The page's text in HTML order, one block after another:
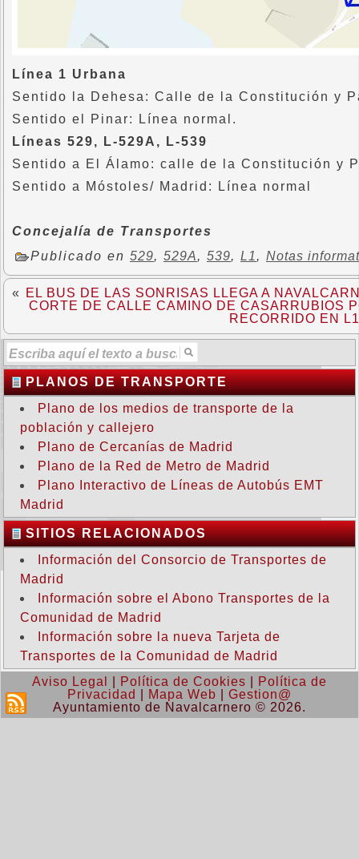
Línea 1 Urbana
Sentido la Dehesa: Calle de la Constitución y
Sentido el Pinar: Línea normal.
Líneas 529, L-529A, L-539
Sentido a El Álamo: calle de la Constitución y
Sentido a Móstoles/ Madrid: Línea normal
Concejalía de Transportes
Publicado en 529, 529A, 539, L1 , Notas
«
EL BUS DE LAS SONRISAS LLEGA A
CORTE DE CALLE CAMINO DE CASARRUBIOS
RECORRIDO EN
PLANOS DE TRANSPORTE
Plano de los medios de transporte de la
población y callejero
Plano de Cercanías de Madrid
Plano de la Red de Metro de Madrid
Plano Interactivo de Líneas de Autobús EMT
Madrid
SITIOS RELACIONADOS
Información del Consorcio de Transportes de
Madrid
Información sobre el Abono Transportes de la
Comunidad de Madrid
Información sobre la nueva Tarjeta de
Transportes de la Comunidad de Madrid
Aviso Legal
Política de Cookies
Política de
Privacidad
Mapa Web
Gestion@
Ayuntamiento de Navalcarnero © 2026.